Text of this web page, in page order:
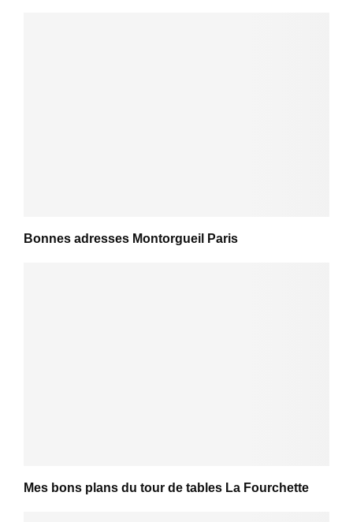
Bonnes adresses Montorgueil Paris
Mes bons plans du tour de tables La Fourchette